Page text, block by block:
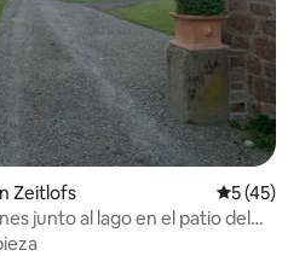
Zeitlofs
5 (45)
junto al lago en el patio del